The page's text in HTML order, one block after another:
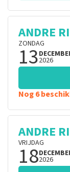
ANDRE
ZONDAG
132026
Nog 6
ANDRE
VRIJDAG
182026